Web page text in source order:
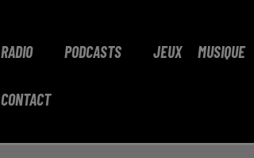
RADIO PODCASTS JEUX MUSIQUE
CONTACT